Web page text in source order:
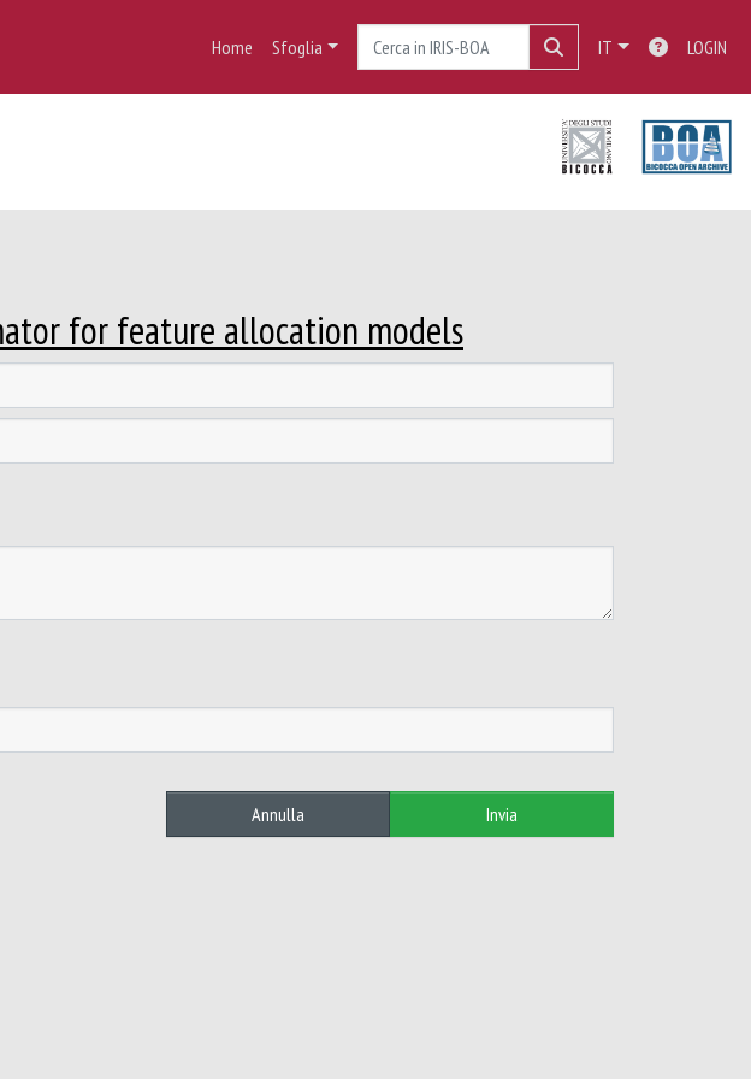
Home Sfoglia IT LOGIN
for feature allocation models
Annulla Invia